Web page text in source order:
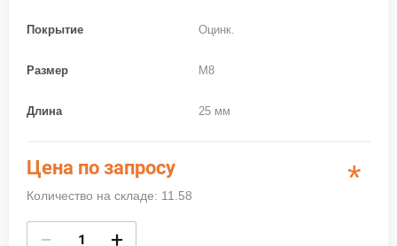
Покрытие Оцинк.
Размер M8
Длина 25 мм
Цена по запросу
Количество на складе: 11.58 *
− +